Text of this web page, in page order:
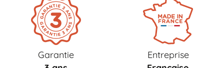
Garantie
Entreprise